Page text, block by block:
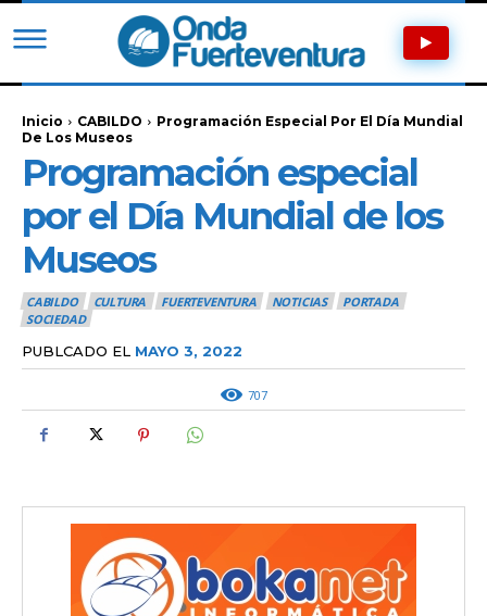
Inicio CABILDO
Programación Especial Por El Día Mundial
De Los Museos
Programación especial
por el Día Mundial de los
Museos
CABILDO CULTURA FUERTEVENTURA NOTICIAS
PORTADA
SOCIEDAD
PUBLCADO EL MAYO 3, 2022
707